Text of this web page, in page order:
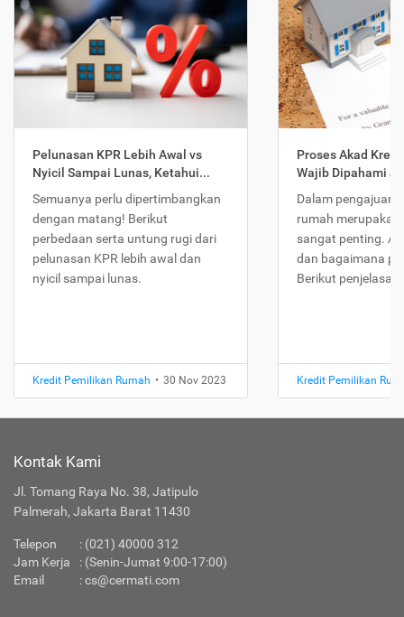
Pelunasan KPR Lebih Awal vs
Nyicil Sampai Lunas, Ketahui...
Semuanya perlu dipertimbangkan
dengan matang! Berikut
perbedaan serta untung rugi dari
pelunasan KPR lebih awal dan
nyicil sampai lunas.
Kredit Pemilikan Rumah • 30 Nov 2023
Proses Akad
Wajib Dipahami
Dalam pengajuan
rumah
sangat penting.
dan bagaimana
Berikut
Kredit Pemilikan
Kontak Kami
Jl. Tomang Raya No. 38, Jatipulo
Palmerah, Jakarta Barat 11430
Telepon : (021) 40000 312
Jam Kerja
: (Senin-Jumat 9:00-17:00)
Email
:cs@cermati.com